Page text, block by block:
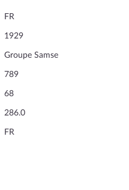
FR
1929
Groupe Samse
789
68
286.0
FR